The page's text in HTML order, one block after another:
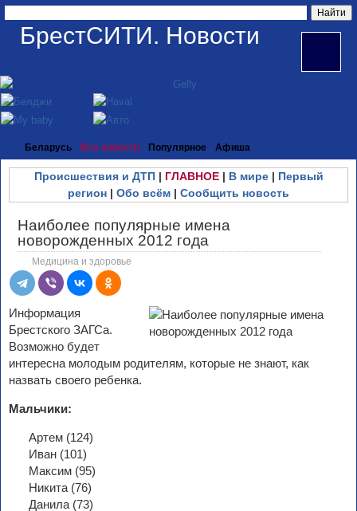
БрестСИТИ. Новости
Беларусь Все новости Популярное Афиша
Происшествия и ДТП| ГЛАВНОЕ| В мире| Первый
регион | Обо всём | Сообщить новость
Наиболее популярные имена
новорожденных 2012 года
Медицина и здоровье
Информация
Брестского ЗАГСа.
Возможно будет
интересна молодым родителям, которые не знают, как
назвать своего ребенка.
Мальчики:
Артем (124)
Иван (101)
Максим (95)
Никита (76)
Данила (73)